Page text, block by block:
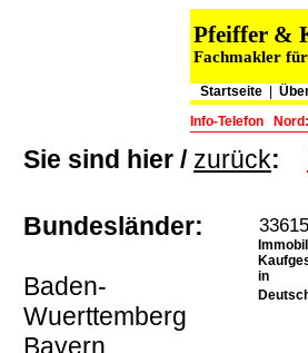
Pfeiffer &
Fachmakler
Startseite|
Info-Telefon
Sie sind hier / zurück:
Bundesländer:
Baden-
Wuerttemberg
Bayern
33615
in